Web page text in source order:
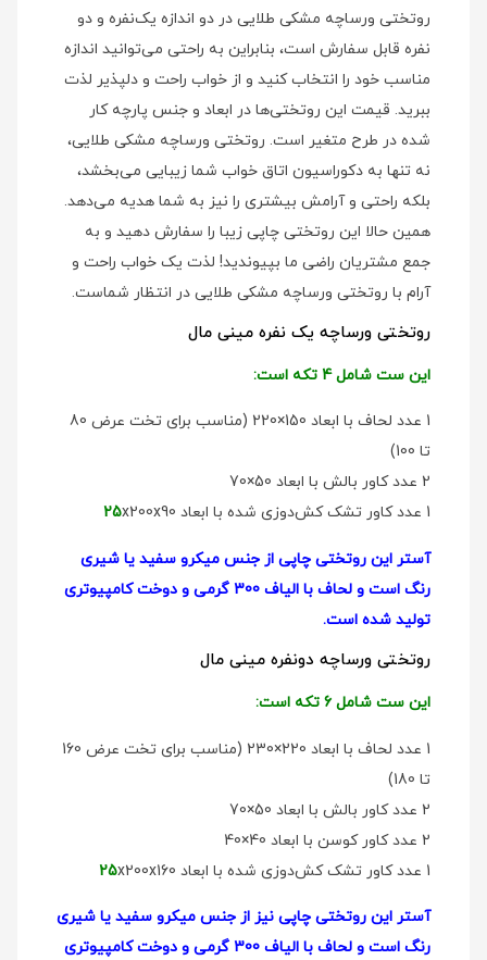
روتختی ورساچه مشکی طلایی در دو اندازه یک‌نفره و دو
نفره قابل سفارش است، بنابراین به راحتی می‌توانید اندازه
مناسب خود را انتخاب کنید و از خواب راحت و دلپذیر لذت
ببرید. قیمت این روتختی‌ها در ابعاد و جنس پارچه کار
شده در طرح متغیر است. روتختی ورساچه مشکی طلایی،
نه تنها به دکوراسیون اتاق خواب شما زیبایی می‌بخشد،
بلکه راحتی و آرامش بیشتری را نیز به شما هدیه می‌دهد.
همین حالا این روتختی چاپی زیبا را سفارش دهید و به
جمع مشتریان راضی ما بپیوندید! لذت یک خواب راحت و
آرام با روتختی ورساچه مشکی طلایی در انتظار شماست.
روتختی ورساچه یک نفره مینی مال
این ست شامل 4 تکه است:
1 عدد لحاف با ابعاد 150×220 (مناسب برای تخت عرض 80
تا 100)
2 عدد کاور بالش با ابعاد 50×70
1 عدد کاور تشک کش‌دوزی شده با ابعاد
25x200x90
آستر این روتختی چاپی از جنس میکرو سفید یا شیری
رنگ است و لحاف با الیاف 300 گرمی و دوخت کامپیوتری
تولید شده است.
روتختی ورساچه دو‌نفره مینی مال
این ست شامل 6 تکه است:
1 عدد لحاف با ابعاد 220×230 (مناسب برای تخت عرض 160
تا 180)
2 عدد کاور بالش با ابعاد 50×70
2 عدد کاور کوسن با ابعاد 40×40
1 عدد کاور تشک کش‌دوزی شده با ابعاد
25x200x160
آستر این روتختی چاپی نیز از جنس میکرو سفید یا شیری
رنگ است و لحاف با الیاف 300 گرمی و دوخت کامپیوتری